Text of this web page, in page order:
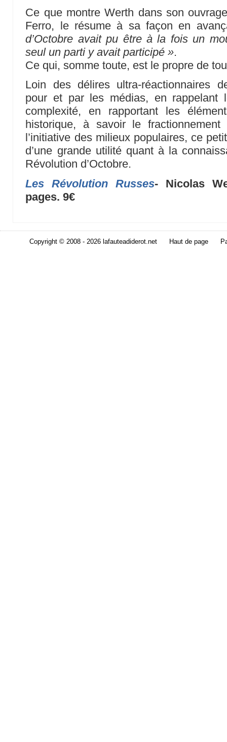
Ce que montre Werth dans son
Ferro, le résume à sa façon en
d’Octobre avait pu être à la fois un
seul un parti y avait participé ».
Ce qui, somme toute, est le propre de
Loin des délires ultra-réactionnaires
pour et par les médias, en rappelant
complexité, en rapportant les
historique, à savoir le
l’initiative des milieux populaires, ce
d’une grande utilité quant à la
Révolution d’Octobre.
Les Révolution Russes- Nicolas
pages. 9€
Copyright © 2008 - 2026 lafauteadiderot.net Haut de page